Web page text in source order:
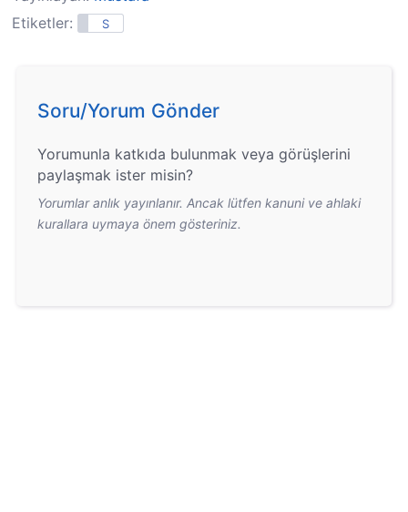
Etiketler:
S
Soru/Yorum Gönder
Yorumunla katkıda bulunmak veya görüşlerini
paylaşmak ister misin?
Yorumlar anlık yayınlanır. Ancak lütfen kanuni ve ahlaki
kurallara uymaya önem gösteriniz.